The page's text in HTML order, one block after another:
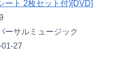
ート 2枚セット付)[DVD]
ーサルミュージック
27